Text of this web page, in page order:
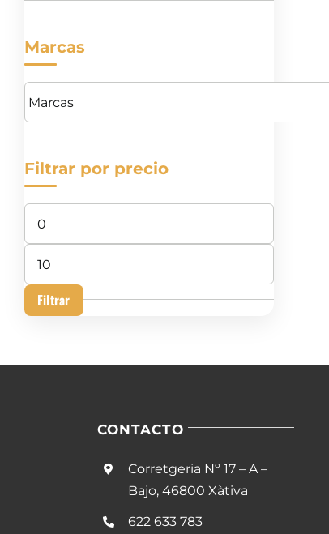
Marcas
Filtrar por precio
Precio
mínimo
Precio
máximo
Filtrar
CONTACTO
Corretgeria Nº 17 – A –
Bajo, 46800 Xàtiva
622 633 783